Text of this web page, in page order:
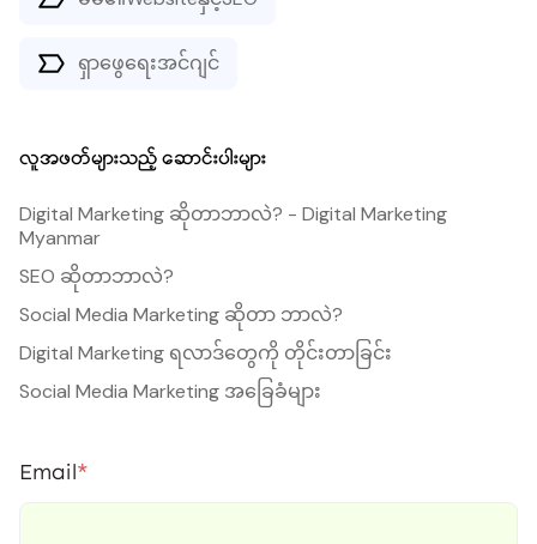
ရှာဖွေရေးအင်ဂျင်
လူအဖတ်များသည့် ဆောင်းပါးများ
Digital Marketing ဆိုတာဘာလဲ? - Digital Marketing
Myanmar
SEO ဆိုတာဘာလဲ?
Social Media Marketing ဆိုတာ ဘာလဲ?
Digital Marketing ရလာဒ်တွေကို တိုင်းတာခြင်း
Social Media Marketing အခြေခံများ
Email*